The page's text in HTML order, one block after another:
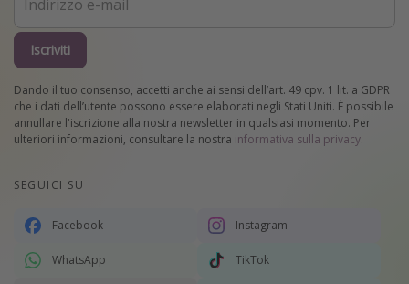
Iscriviti
Dando il tuo consenso, accetti anche ai sensi dell’art. 49 cpv. 1 lit. a GDPR
che i dati dell’utente possono essere elaborati negli Stati Uniti. È possibile
annullare l'iscrizione alla nostra newsletter in qualsiasi momento. Per
ulteriori informazioni, consultare la nostra informativa sulla privacy.
SEGUICI SU
Facebook Instagram
WhatsApp TikTok